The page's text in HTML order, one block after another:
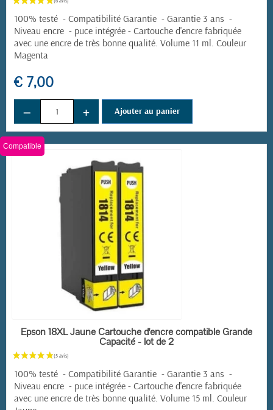
(12 avis)
100% testé - Compatibilité Garantie - Garantie 3 ans -
Niveau encre - puce intégrée - Cartouche d'encre fabriquée
avec une encre de très bonne qualité. Volume 11 ml. Couleur
Magenta
€ 7,00
− + Ajouter au panier
EN STOCK
Compatible
Epson 18XL Jaune Cartouche d'encre compatible Grande
Capacité - lot de 2
100% testé - Compatibilité Garantie - Garantie 3 ans -
Niveau encre - puce intégrée - Cartouche d'encre fabriquée
avec une encre de très bonne qualité. Volume 15 ml. Couleur